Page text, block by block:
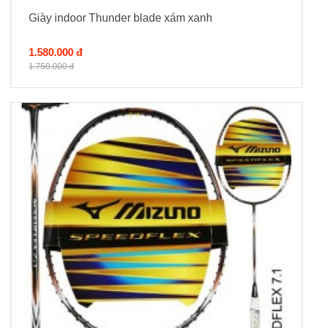
Giày indoor Thunder blade xám xanh
1.580.000 đ
1.750.000 đ